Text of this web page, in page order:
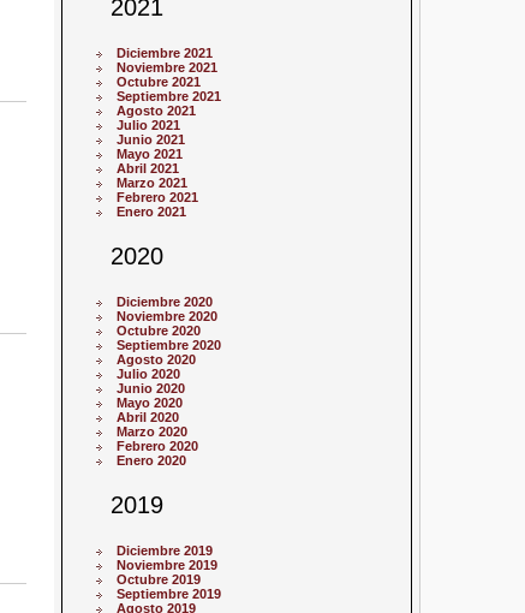
2021
Diciembre 2021
Noviembre 2021
Octubre 2021
Septiembre 2021
Agosto 2021
Julio 2021
Junio 2021
Mayo 2021
Abril 2021
Marzo 2021
Febrero 2021
Enero 2021
2020
Diciembre 2020
Noviembre 2020
Octubre 2020
Septiembre 2020
Agosto 2020
Julio 2020
Junio 2020
Mayo 2020
Abril 2020
Marzo 2020
Febrero 2020
Enero 2020
2019
Diciembre 2019
Noviembre 2019
Octubre 2019
Septiembre 2019
Agosto 2019